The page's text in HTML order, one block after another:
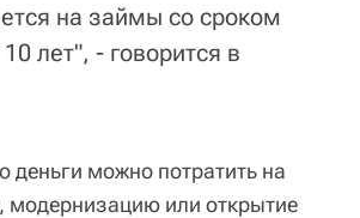
на займы со сроком
лет", - говорится в
деньги можно потратить на
модернизацию или открытие